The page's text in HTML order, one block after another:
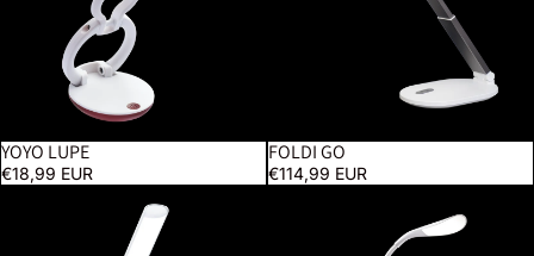
YOYO LUPE
€18,99 EUR
FOLDI GO
€114,99 EUR